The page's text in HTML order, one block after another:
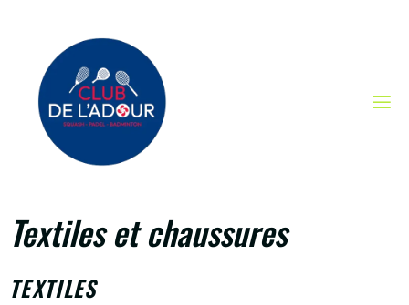
Textiles et chaussures
TEXTILES